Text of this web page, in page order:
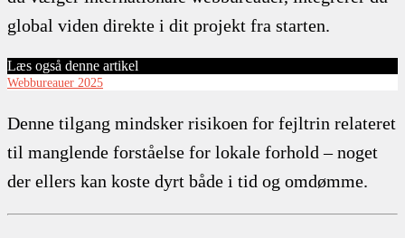
global viden direkte i dit projekt fra starten.
Læs også denne artikel
Webbureauer 2025
Denne tilgang mindsker risikoen for fejltrin relateret
til manglende forståelse for lokale forhold – noget
der ellers kan koste dyrt både i tid og omdømme.